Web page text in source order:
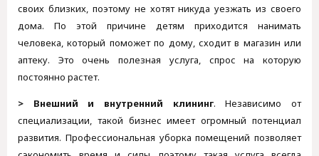
своих близких, поэтому не хотят никуда уезжать из своего
дома. По этой причине детям приходится нанимать
человека, который поможет по дому, сходит в магазин или
аптеку. Это очень полезная услуга, спрос на которую
постоянно растет.
> Внешний и внутренний клининг. Независимо от
специализации, такой бизнес имеет огромный потенциал
развития. Профессиональная уборка помещений позволяет